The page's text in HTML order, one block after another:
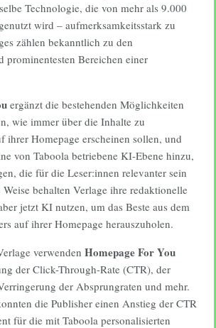
Technologie, die von mehr als 9.000
wird – aufmerksamkeitsstark zu
zählen bekanntlich zu den
prominentesten Bereichen einer
ergänzt die bestehenden Möglichkeiten
wie immer über die Inhalte zu
ihrer Homepage erscheinen sollen, und
von Taboola betriebene KI-Ebene hinzu,
die für die Leser:innen relevanter sein
behalten Verlage ihre redaktionelle
jetzt KI nutzen, um das Beste aus dem
auf ihrer Homepage herauszuholen.
verwenden Homepage For You
der Click-Through-Rate (CTR), der
der Absprungraten und mehr.
die Publisher einen Anstieg der CTR
für die mit Taboola personalisierten